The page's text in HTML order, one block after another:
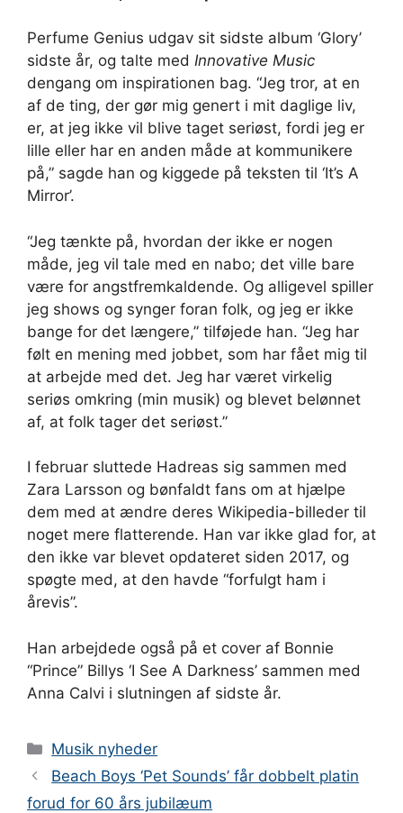
Perfume Genius udgav sit sidste album ‘Glory’
sidste år, og talte med Innovative Music
dengang om inspirationen bag. “Jeg tror, ​​at en
af ​​de ting, der gør mig genert i mit daglige liv,
er, at jeg ikke vil blive taget seriøst, fordi jeg er
lille eller har en anden måde at kommunikere
på,” sagde han og kiggede på teksten til ‘It’s A
Mirror’.
“Jeg tænkte på, hvordan der ikke er nogen
måde, jeg vil tale med en nabo; det ville bare
være for angstfremkaldende. Og alligevel spiller
jeg shows og synger foran folk, og jeg er ikke
bange for det længere,” tilføjede han. “Jeg har
følt en mening med jobbet, som har fået mig til
at arbejde med det. Jeg har været virkelig
seriøs omkring (min musik) og blevet belønnet
af, at folk tager det seriøst.”
I februar sluttede Hadreas sig sammen med
Zara Larsson og bønfaldt fans om at hjælpe
dem med at ændre deres Wikipedia-billeder til
noget mere flatterende. Han var ikke glad for, at
den ikke var blevet opdateret siden 2017, og
spøgte med, at den havde “forfulgt ham i
årevis”.
Han arbejdede også på et cover af Bonnie
“Prince” Billys ‘I See A Darkness’ sammen med
Anna Calvi i slutningen af ​​sidste år.
Kategorier
Musik nyheder
Beach Boys ‘Pet Sounds’ får dobbelt platin
forud for 60 års jubilæum